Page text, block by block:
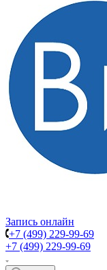
Запись онлайн
+7 (499) 229-99-69
+7 (499) 229-99-69